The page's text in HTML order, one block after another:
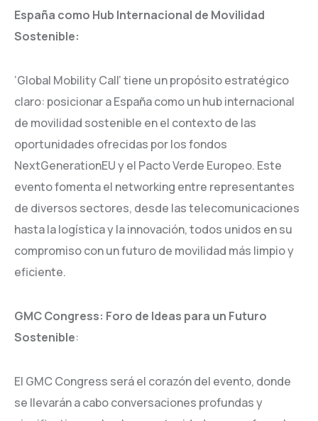
España como Hub Internacional de Movilidad
Sostenible:
‘Global Mobility Call’ tiene un propósito estratégico
claro: posicionar a España como un hub internacional
de movilidad sostenible en el contexto de las
oportunidades ofrecidas por los fondos
NextGenerationEU y el Pacto Verde Europeo. Este
evento fomenta el networking entre representantes
de diversos sectores, desde las telecomunicaciones
hasta la logística y la innovación, todos unidos en su
compromiso con un futuro de movilidad más limpio y
eficiente.
GMC Congress: Foro de Ideas para un Futuro
Sostenible:
El GMC Congress será el corazón del evento, donde
se llevarán a cabo conversaciones profundas y